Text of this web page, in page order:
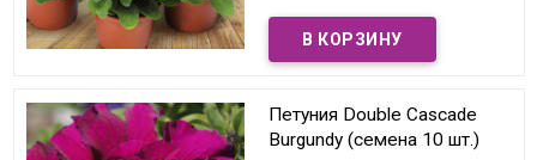
Петуния Double Cascade
Burgundy (семена 10 шт.)